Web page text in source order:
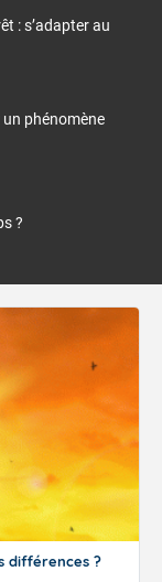
: s’adapter au
phénomène
?
différences ?